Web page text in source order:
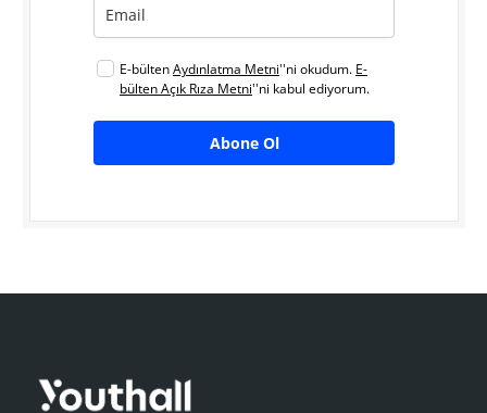
E-bültenAydınlatma Metni''ni okudum. E-
bülten Açık Rıza Metni''ni kabul ediyorum.
Abone Ol